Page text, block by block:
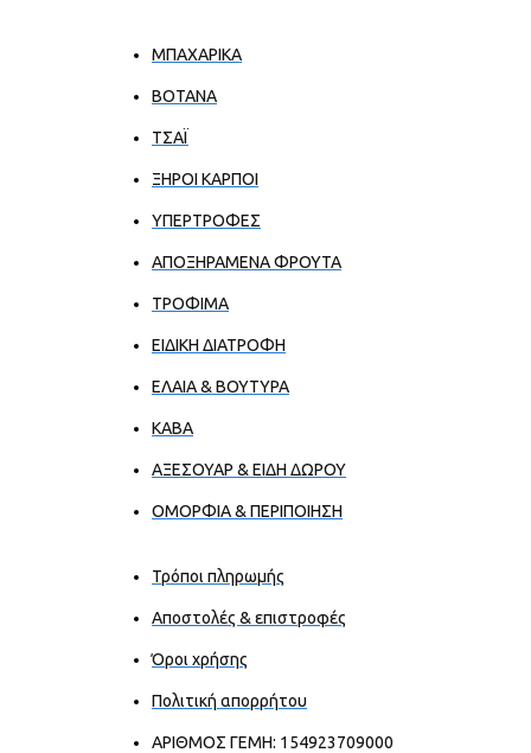
ΜΠΑΧΑΡΙΚΑ
ΒΟΤΑΝΑ
ΤΣΑΪ
ΞΗΡΟΙ ΚΑΡΠΟΙ
ΥΠΕΡΤΡΟΦΕΣ
ΑΠΟΞΗΡΑΜΕΝΑ ΦΡΟΥΤΑ
ΤΡΟΦΙΜΑ
ΕΙΔΙΚΗ ΔΙΑΤΡΟΦΗ
ΕΛΑΙΑ & ΒΟΥΤΥΡΑ
ΚΑΒΑ
ΑΞΕΣΟΥΑΡ & ΕΙΔΗ ΔΩΡΟΥ
ΟΜΟΡΦΙΑ & ΠΕΡΙΠΟΙΗΣΗ
Τρόποι πληρωμής
Αποστολές & επιστροφές
Όροι χρήσης
Πολιτική απορρήτου
ΑΡΙΘΜΟΣ ΓΕΜΗ: 154923709000